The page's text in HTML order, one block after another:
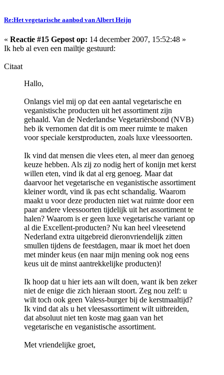
Re:Het vegetarische aanbod van Albert Heijn
« Reactie #15 Gepost op: 14 december 2007, 15:52:48 »
Ik heb al even een mailtje gestuurd:
Citaat
Hallo,
Onlangs viel mij op dat een aantal vegetarische en
veganistische producten uit het assortiment zijn
gehaald. Van de Nederlandse Vegetariërsbond (NVB)
heb ik vernomen dat dit is om meer ruimte te maken
voor speciale kerstproducten, zoals luxe vleessoorten.
Ik vind dat mensen die vlees eten, al meer dan genoeg
keuze hebben. Als zij zo nodig hert of konijn met kerst
willen eten, vind ik dat al erg genoeg. Maar dat
daarvoor het vegetarische en veganistische assortiment
kleiner wordt, vind ik pas echt schandalig. Waarom
maakt u voor deze producten niet wat ruimte door een
paar andere vleessoorten tijdelijk uit het assortiment te
halen? Waarom is er geen luxe vegetarische variant op
al die Excellent-producten? Nu kan heel vleesetend
Nederland extra uitgebreid dieronvriendelijk zitten
smullen tijdens de feestdagen, maar ik moet het doen
met minder keus (en naar mijn mening ook nog eens
keus uit de minst aantrekkelijke producten)!
Ik hoop dat u hier iets aan wilt doen, want ik ben zeker
niet de enige die zich hieraan stoort. Zeg nou zelf: u
wilt toch ook geen Valess-burger bij de kerstmaaltijd?
Ik vind dat als u het vleesassortiment wilt uitbreiden,
dat absoluut niet ten koste mag gaan van het
vegetarische en veganistische assortiment.
Met vriendelijke groet,